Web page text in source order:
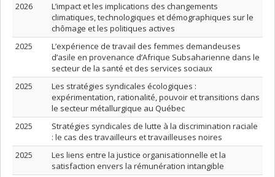
2026
L’impact et les implications des changements
climatiques, technologiques et démographiques sur le
chômage et les politiques actives
2025
L’expérience de travail des femmes demandeuses
d’asile en provenance d’Afrique Subsaharienne dans le
secteur de la santé et des services sociaux
2025
Les stratégies syndicales écologiques :
expérimentation, rationalité, pouvoir et transitions dans
le secteur métallurgique au Québec
2025
Stratégies syndicales de lutte à la discrimination raciale
: le cas des travailleurs et travailleuses noires
2025
Les liens entre la justice organisationnelle et la
satisfaction envers la rémunération intangible